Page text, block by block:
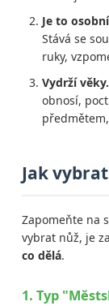
Je to
Stává se
ruky,
Vydrží věky.
obnosí,
Jak
Zapomeňte na
vybrat nůž, je
co dělá.
1. Typ